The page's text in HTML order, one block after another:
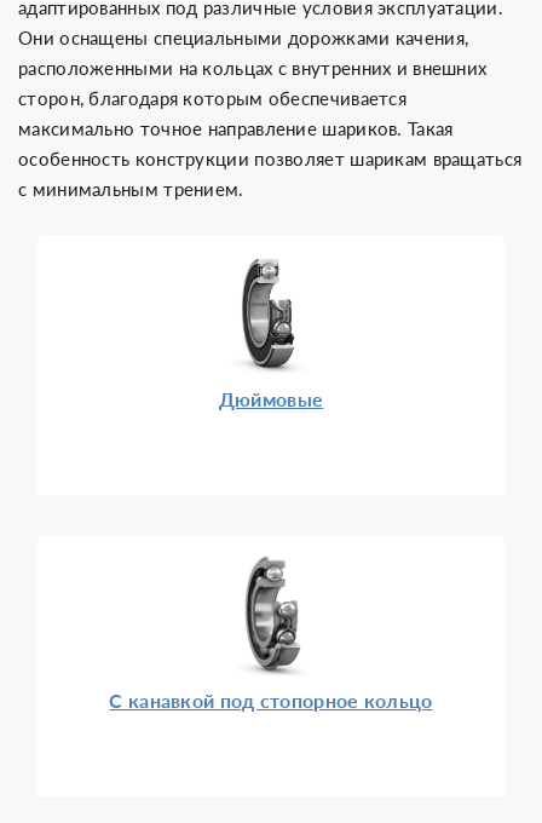
адаптированных под различные условия эксплуатации.
Они оснащены специальными дорожками качения,
расположенными на кольцах с внутренних и внешних
сторон, благодаря которым обеспечивается
максимально точное направление шариков. Такая
особенность конструкции позволяет шарикам вращаться
с минимальным трением.
Дюймовые
С канавкой под стопорное кольцо